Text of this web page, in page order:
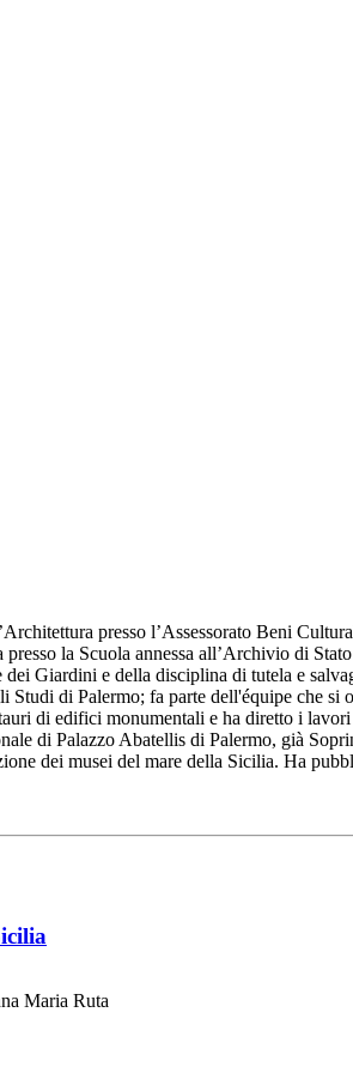
presso l’Assessorato Beni
la Scuola annessa all’Archivio di
Giardini e della disciplina di tutela e
di Palermo; fa parte dell'équipe che
di edifici monumentali e ha diretto i
di Palazzo Abatellis di Palermo, già
dei musei del mare della Sicilia. Ha
Maria Ruta